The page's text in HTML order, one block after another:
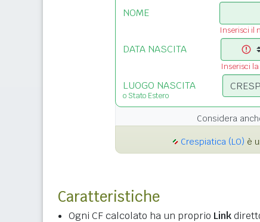
NOME
Inserisci il
DATA NASCITA
Inserisci
LUOGO NASCITA
o Stato Estero
Considera
Crespiatica (LO) è
Caratteristiche
Ogni CF calcolato ha un proprio Link